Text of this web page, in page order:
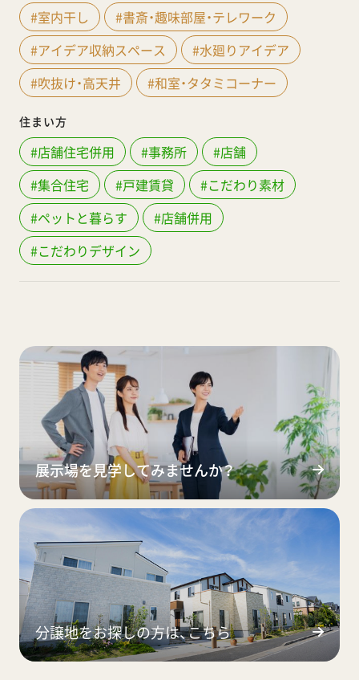
#室内干し
#書斎・趣味部屋・テレワーク
#アイデア収納スペース
#水廻りアイデア
#吹抜け・高天井
#和室・タタミコーナー
住まい方
#店舗住宅併用 #事務所
#店舗
#集合住宅
#戸建賃貸
#こだわり素材
#ペットと暮らす
#店舗併用
#こだわりデザイン
展示場を見学してみませんか？
分譲地をお探しの方は、こちら